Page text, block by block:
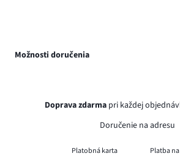
Možnosti doručenia
Doprava zdarma pri každej
Doručenie na adresu
Platobná karta Platba